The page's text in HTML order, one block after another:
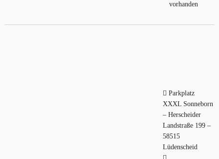
vorhanden
Parkplatz
XXXL Sonneborn
– Herscheider
Landstraße 199 –
58515
Lüdenscheid